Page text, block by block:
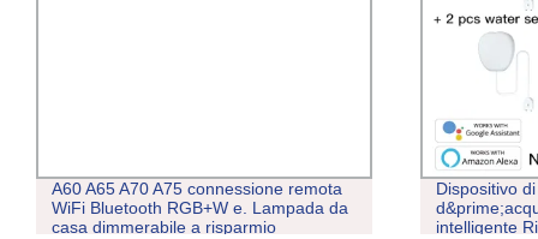
A60 A65 A70 A75 connessione remota
WiFi Bluetooth RGB+W e. Lampada da
casa dimmerabile a risparmio
Dispositivo
intelligente